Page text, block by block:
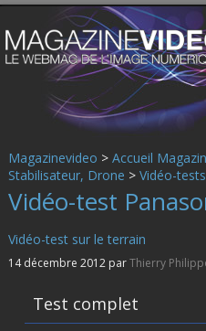
Magazinevideo > Accueil
Stabilisateur, Drone > Vidéo-
Vidéo-test
Vidéo-test sur le terrain
14 décembre 2012 parThierry
Test complet